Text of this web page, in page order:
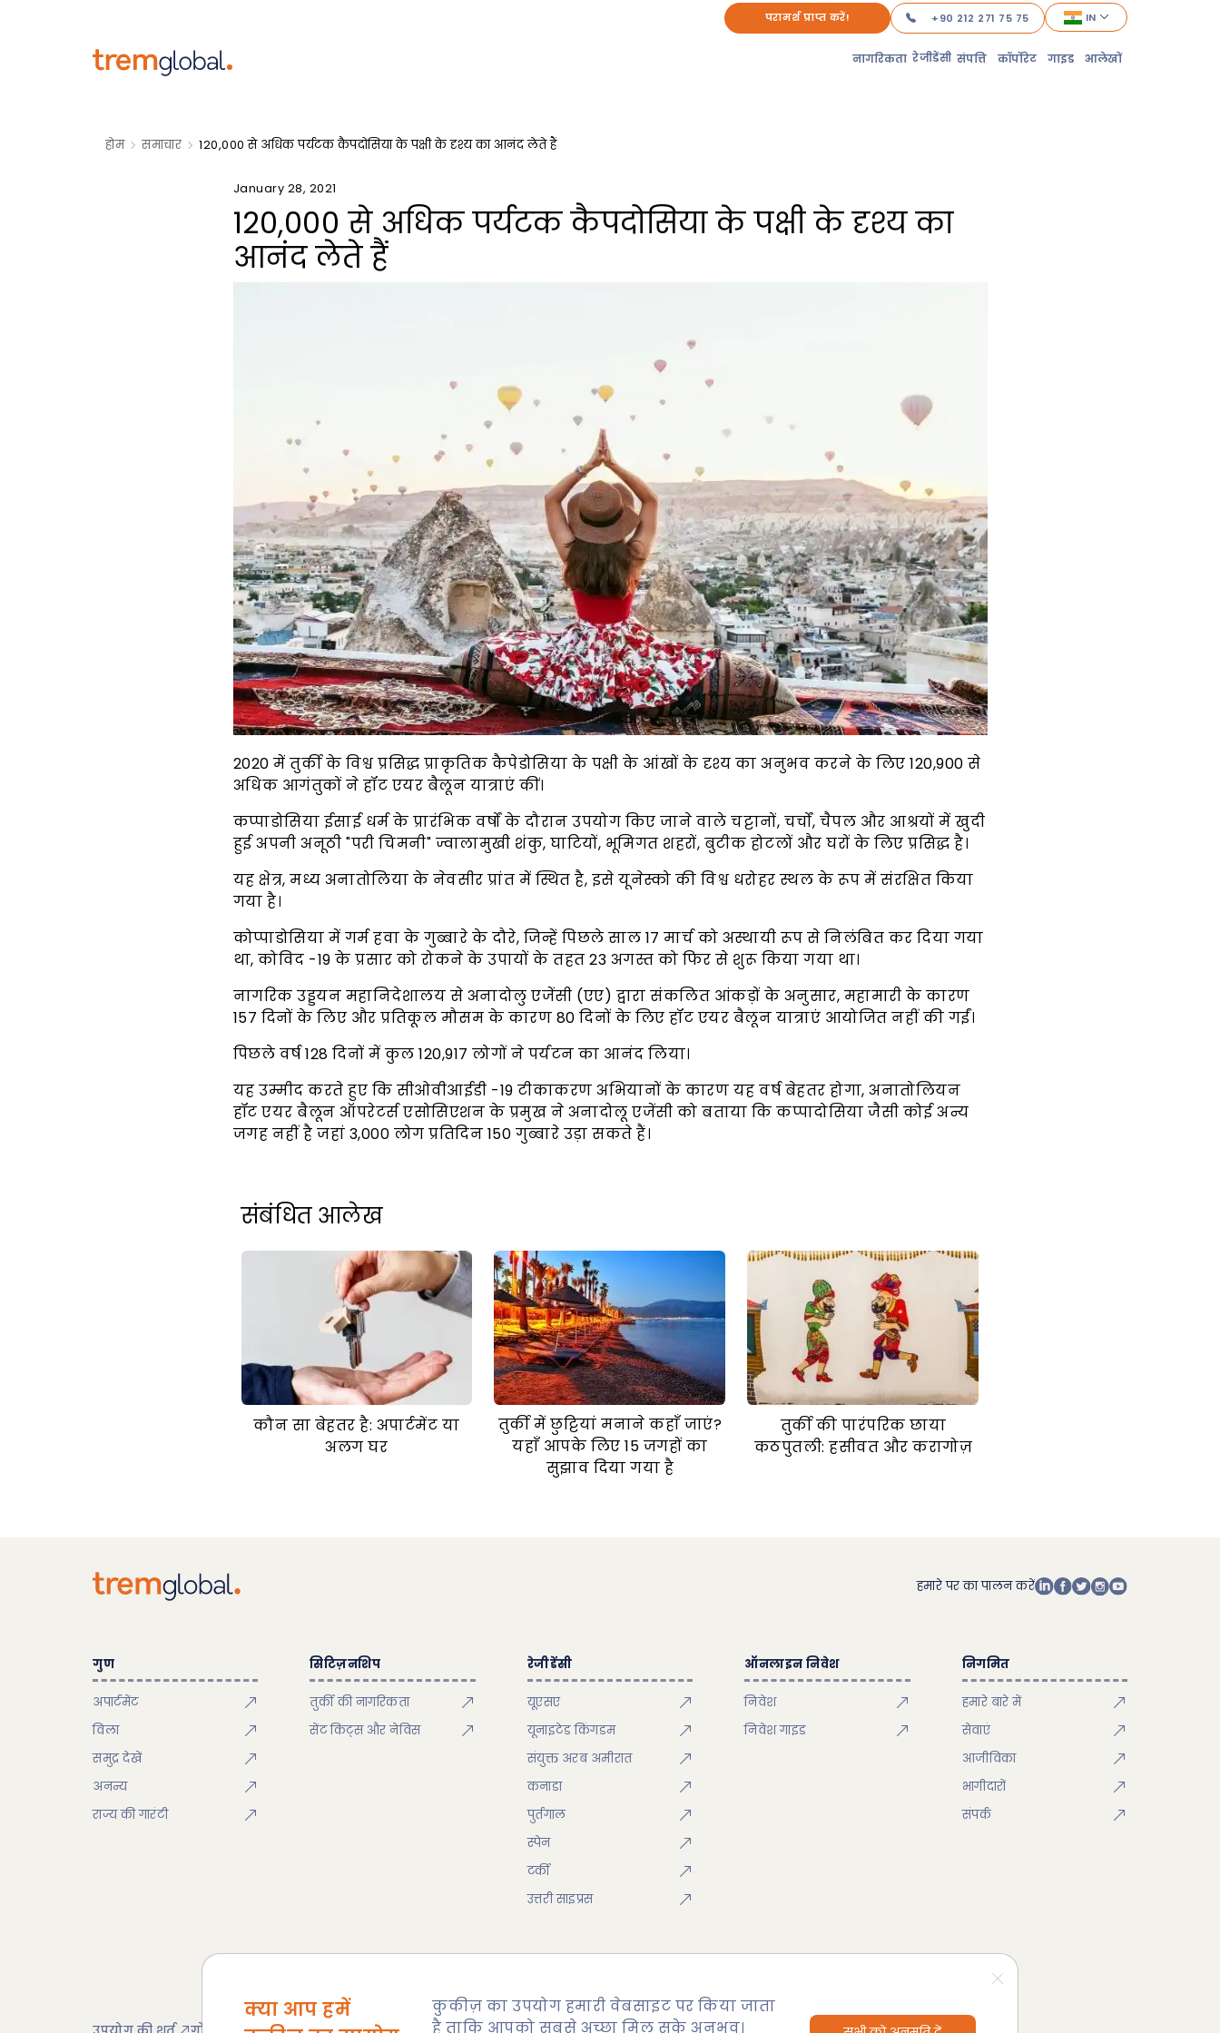
परामर्श प्राप्त करें! +90 212 271 75 75 IN
नागरिकता रेजीडेंसी संपत्ति कॉर्पोरेट गाइड आलेखों
होम समाचार 120,000 से अधिक पर्यटक कैपदोसिया के पक्षी के दृश्य का आनंद लेते हैं
January 28, 2021
120,000 से अधिक पर्यटक कैपदोसिया के पक्षी के दृश्य का
आनंद लेते हैं
2020 में तुर्की के विश्व प्रसिद्ध प्राकृतिक कैपेडोसिया के पक्षी के आंखों के दृश्य का अनुभव करने के लिए 120,900 से
अधिक आगंतुकों ने हॉट एयर बैलून यात्राएं कीं।
कप्पाडोसिया ईसाई धर्म के प्रारंभिक वर्षों के दौरान उपयोग किए जाने वाले चट्टानों, चर्चों, चैपल और आश्रयों में खुदी
हुई अपनी अनूठी "परी चिमनी" ज्वालामुखी शंकु, घाटियों, भूमिगत शहरों, बुटीक होटलों और घरों के लिए प्रसिद्ध है।
यह क्षेत्र, मध्य अनातोलिया के नेवसीर प्रांत में स्थित है, इसे यूनेस्को की विश्व धरोहर स्थल के रूप में संरक्षित किया
गया है।
कोप्पाडोसिया में गर्म हवा के गुब्बारे के दौरे, जिन्हें पिछले साल 17 मार्च को अस्थायी रूप से निलंबित कर दिया गया
था, कोविद -19 के प्रसार को रोकने के उपायों के तहत 23 अगस्त को फिर से शुरू किया गया था।
नागरिक उड्डयन महानिदेशालय से अनादोलु एजेंसी (एए) द्वारा संकलित आंकड़ों के अनुसार, महामारी के कारण
157 दिनों के लिए और प्रतिकूल मौसम के कारण 80 दिनों के लिए हॉट एयर बैलून यात्राएं आयोजित नहीं की गईं।
पिछले वर्ष 128 दिनों में कुल 120,917 लोगों ने पर्यटन का आनंद लिया।
यह उम्मीद करते हुए कि सीओवीआईडी ​​-19 टीकाकरण अभियानों के कारण यह वर्ष बेहतर होगा, अनातोलियन
हॉट एयर बैलून ऑपरेटर्स एसोसिएशन के प्रमुख ने अनादोलू एजेंसी को बताया कि कप्पादोसिया जैसी कोई अन्य
जगह नहीं है जहां 3,000 लोग प्रतिदिन 150 गुब्बारे उड़ा सकते हैं।
संबंधित आलेख
कौन सा बेहतर है: अपार्टमेंट या
अलग घर
तुर्की में छुट्टियां मनाने कहाँ जाएं?
यहाँ आपके लिए 15 जगहों का
सुझाव दिया गया है
तुर्की की पारंपरिक छाया
कठपुतली: हसीवत और करागोज़
क्या आप हमें
कुकीज़ का उपयोग हमारी वेबसाइट पर किया जाता
है ताकि आपको सबसे अच्छा मिल सके अनुभव।
हमारे पर का पालन करें
गुण
अपार्टमेंट
विला
समुद्र देखें
अनन्य
राज्य की गारंटी
सिटिज़नशिप
तुर्की की नागरिकता
सेंट किट्स और नेविस
रेजीडेंसी
यूएसए
यूनाइटेड किंगडम
संयुक्त अरब अमीरात
कनाडा
पुर्तगाल
स्पेन
टर्की
उत्तरी साइप्रस
ऑनलाइन निवेश
निवेश
निवेश गाइड
निगमित
हमारे बारे में
सेवाएं
आजीविका
भागीदारों
संपर्क